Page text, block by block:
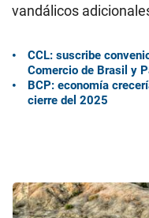
vandálicos
CCL: suscribe
Comercio de Brasil y
BCP: economía
cierre del 2025